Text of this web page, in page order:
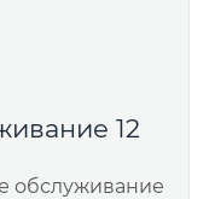
12
обслуживание